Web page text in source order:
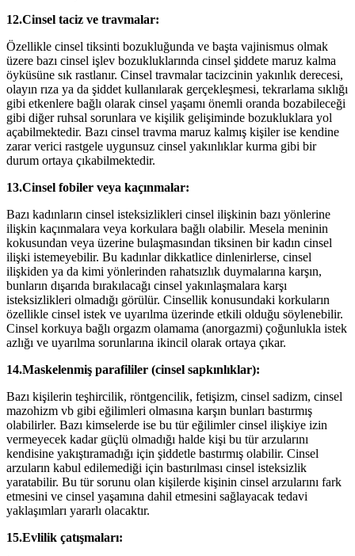
12.Cinsel taciz ve travmalar:
Özellikle cinsel tiksinti bozukluğunda ve başta vajinismus olmak
üzere bazı cinsel işlev bozukluklarında cinsel şiddete maruz kalma
öyküsüne sık rastlanır. Cinsel travmalar tacizcinin yakınlık derecesi,
olayın rıza ya da şiddet kullanılarak gerçekleşmesi, tekrarlama sıklığı
gibi etkenlere bağlı olarak cinsel yaşamı önemli oranda bozabileceği
gibi diğer ruhsal sorunlara ve kişilik gelişiminde bozukluklara yol
açabilmektedir. Bazı cinsel travma maruz kalmış kişiler ise kendine
zarar verici rastgele uygunsuz cinsel yakınlıklar kurma gibi bir
durum ortaya çıkabilmektedir.
13.Cinsel fobiler veya kaçınmalar:
Bazı kadınların cinsel isteksizlikleri cinsel ilişkinin bazı yönlerine
ilişkin kaçınmalara veya korkulara bağlı olabilir. Mesela meninin
kokusundan veya üzerine bulaşmasından tiksinen bir kadın cinsel
ilişki istemeyebilir. Bu kadınlar dikkatlice dinlenirlerse, cinsel
ilişkiden ya da kimi yönlerinden rahatsızlık duymalarına karşın,
bunların dışarıda bırakılacağı cinsel yakınlaşmalara karşı
isteksizlikleri olmadığı görülür. Cinsellik konusundaki korkuların
özellikle cinsel istek ve uyarılma üzerinde etkili olduğu söylenebilir.
Cinsel korkuya bağlı orgazm olamama (anorgazmi) çoğunlukla istek
azlığı ve uyarılma sorunlarına ikincil olarak ortaya çıkar.
14.Maskelenmiş parafililer (cinsel sapkınlıklar):
Bazı kişilerin teşhircilik, röntgencilik, fetişizm, cinsel sadizm, cinsel
mazohizm vb gibi eğilimleri olmasına karşın bunları bastırmış
olabilirler. Bazı kimselerde ise bu tür eğilimler cinsel ilişkiye izin
vermeyecek kadar güçlü olmadığı halde kişi bu tür arzularını
kendisine yakıştıramadığı için şiddetle bastırmış olabilir. Cinsel
arzuların kabul edilemediği için bastırılması cinsel isteksizlik
yaratabilir. Bu tür sorunu olan kişilerde kişinin cinsel arzularını fark
etmesini ve cinsel yaşamına dahil etmesini sağlayacak tedavi
yaklaşımları yararlı olacaktır.
15.Evlilik çatışmaları: